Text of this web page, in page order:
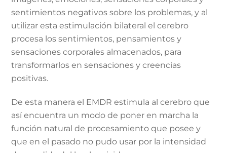
sentimientos negativos sobre los problemas, y al
utilizar esta estimulación bilateral el cerebro
procesa los sentimientos, pensamientos y
sensaciones corporales almacenados, para
transformarlos en sensaciones y creencias
positivas.
De esta manera el EMDR estimula al cerebro que
así encuentra un modo de poner en marcha la
función natural de procesamiento que posee y
que en el pasado no pudo usar por la intensidad